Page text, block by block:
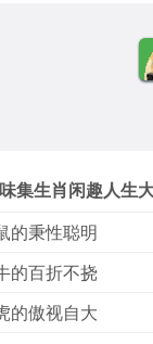
集生肖闲趣人生
的秉性聪明
的百折不挠
的傲视自大